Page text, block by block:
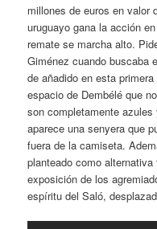
millones de euros en valor
uruguayo gana la acción
remate se marcha alto.
Giménez cuando buscaba
de añadido en esta
espacio de Dembélé que
son completamente
aparece una senyera que
fuera de la camiseta.
planteado como
exposición de los
espíritu del Saló,